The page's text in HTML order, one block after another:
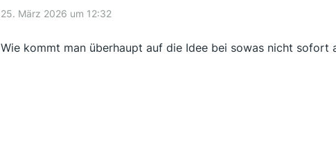
25. März 2026 um 12:32
Wie kommt man überhaupt auf die Idee bei sowas nicht sofort